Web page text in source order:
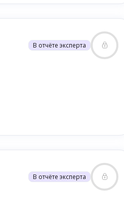
В отчёте эксперта
В отчёте эксперта